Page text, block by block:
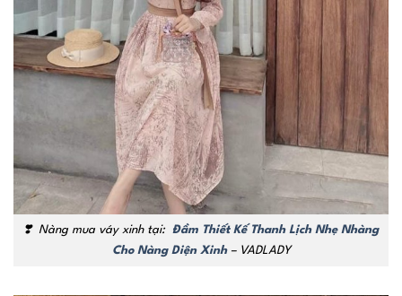
❣️ Nàng mua váy xinh tại: Đầm Thiết Kế Thanh Lịch Nhẹ Nhàng
Cho Nàng Diện Xinh – VADLADY